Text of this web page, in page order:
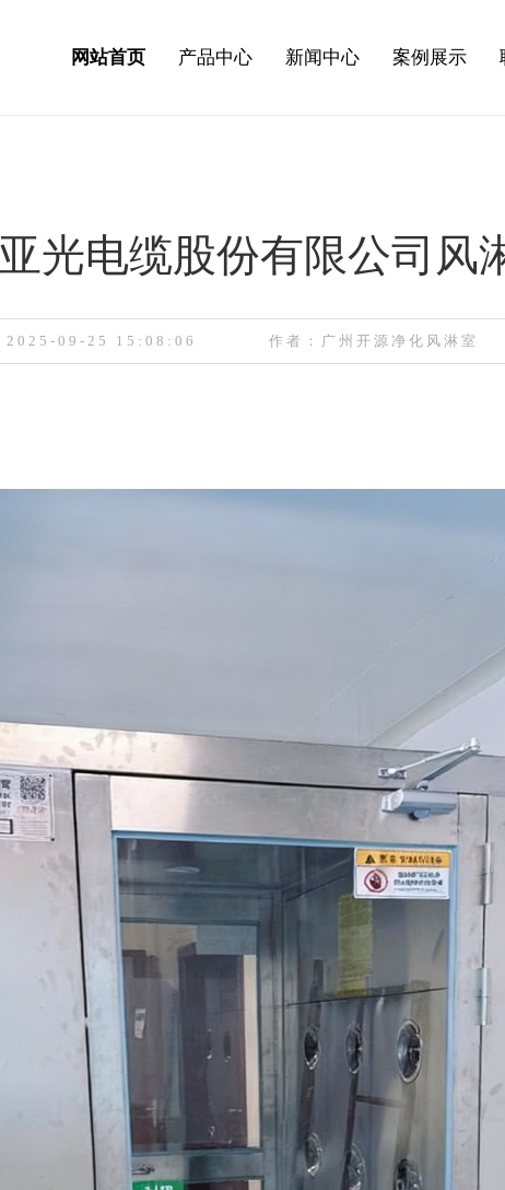
网站首页 产品中心 新闻中心 案例展示
光电缆股份有限公司风
2025-09-25 15:08:06 作者：广州开源净化风淋室